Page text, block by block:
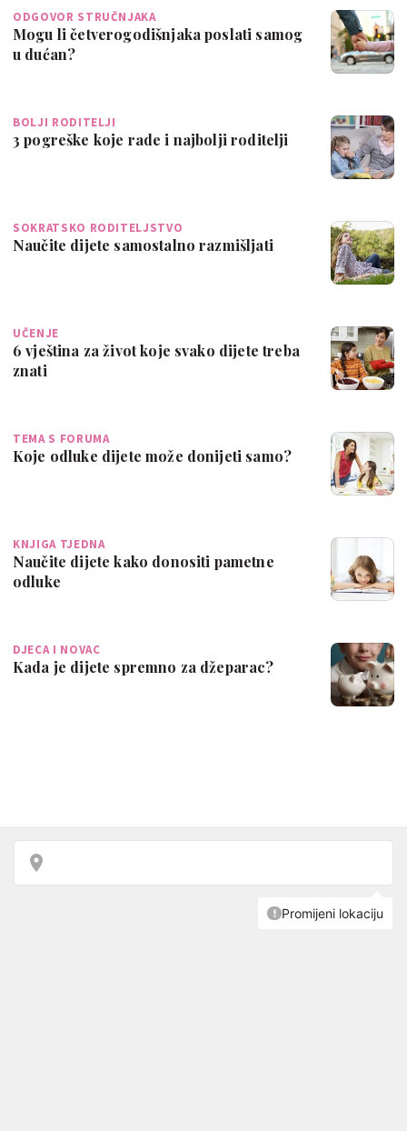
ODGOVOR STRUČNJAKA
Mogu li četverogodišnjaka poslati samog
u dućan?
BOLJI RODITELJI
3 pogreške koje rade i najbolji roditelji
SOKRATSKO RODITELJSTVO
Naučite dijete samostalno razmišljati
UČENJE
6 vještina za život koje svako dijete treba
znati
TEMA S FORUMA
Koje odluke dijete može donijeti samo?
KNJIGA TJEDNA
Naučite dijete kako donositi pametne
odluke
DJECA I NOVAC
Kada je dijete spremno za džeparac?